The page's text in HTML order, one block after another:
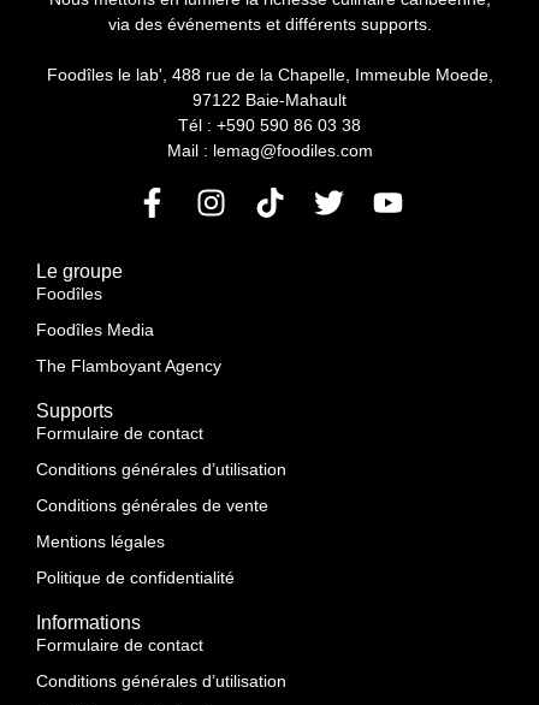
via des événements et différents supports.
Foodîles le lab', 488 rue de la Chapelle, Immeuble Moede,
97122 Baie-Mahault
Tél : +590 590 86 03 38
Mail : lemag@foodiles.com
Le groupe
Foodîles
Foodîles Media
The Flamboyant Agency
Supports
Formulaire de contact
Conditions générales d’utilisation
Conditions générales de vente
Mentions légales
Politique de confidentialité
Informations
Formulaire de contact
Conditions générales d’utilisation